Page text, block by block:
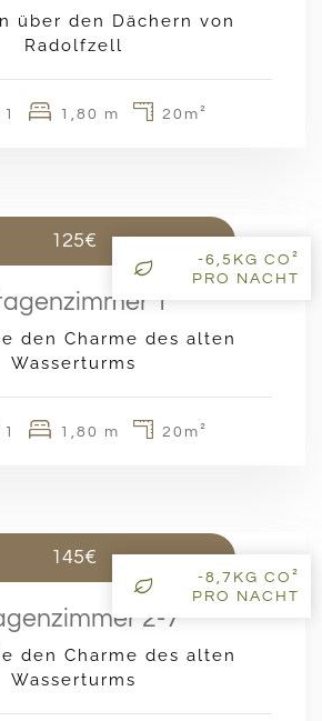
über den Dächern von
Radolfzell
1 1,80 m 20m²
125€
1
den Charme des alten
Wasserturms
1 1,80 m 20m²
-6,5KG CO²
PRO NACHT
145€
2-7
den Charme des alten
Wasserturms
-8,7KG CO²
PRO NACHT